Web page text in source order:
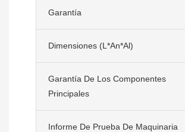
Garantía
Dimensiones (L*An*Al)
Garantía De Los Componentes
Principales
Informe De Prueba De Maquinaria